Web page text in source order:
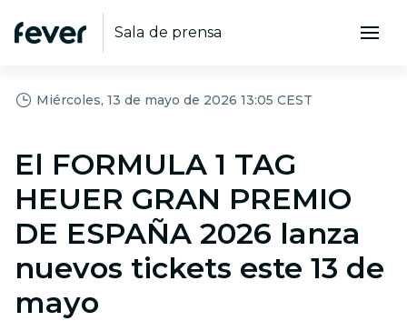
Sala de prensa
Miércoles, 13 de mayo de 2026 13:05 CEST
El FORMULA 1 TAG
HEUER GRAN PREMIO
DE ESPAÑA 2026 lanza
nuevos tickets este 13 de
mayo